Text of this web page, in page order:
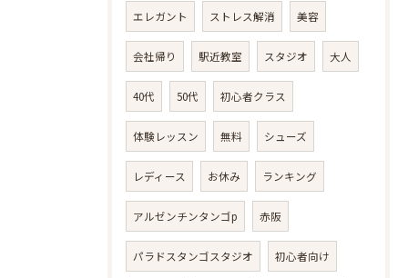
エレガント ストレス解消 美容
会社帰り 駅近教室 スタジオ 大人
40代 50代 初心者クラス
体験レッスン 無料 シューズ
レディース お休み ランキング
アルゼンチンタンゴp 赤阪
パラドスタンゴスタジオ 初心者向け